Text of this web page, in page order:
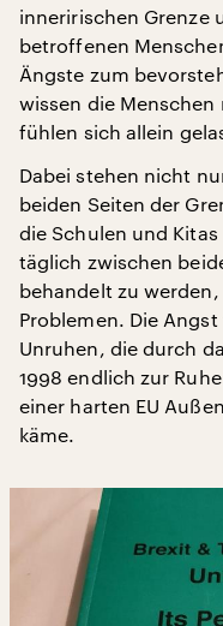
inneririschen Grenze
betroffenen
Ängste zum
wissen die
fühlen sich allein
Dabei stehen nicht
beiden Seiten der
die Schulen und
täglich zwischen
behandelt zu
Problemen. Die
Unruhen, die durch
1998 endlich zur
einer harten EU
käme.